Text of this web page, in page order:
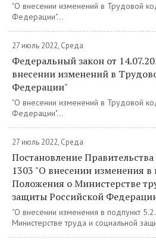
"О внесении изменений в Трудовой
Федерации"...
27 июль 2022, Среда
Федеральный закон от
внесении изменений в
Федерации"
"О внесении изменений в Трудовой
Федерации"...
27 июль 2022, Среда
Постановление
1303 "О внесении изменения в
Положения о Министерстве
защиты Российской
"О внесении изменения в подпункт
Министерстве труда и социальной